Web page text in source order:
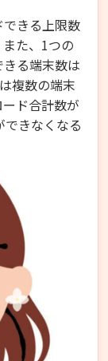
きる上限数
た、1つの
る端末数は
複数の端末
ド合計数が
きなくなる